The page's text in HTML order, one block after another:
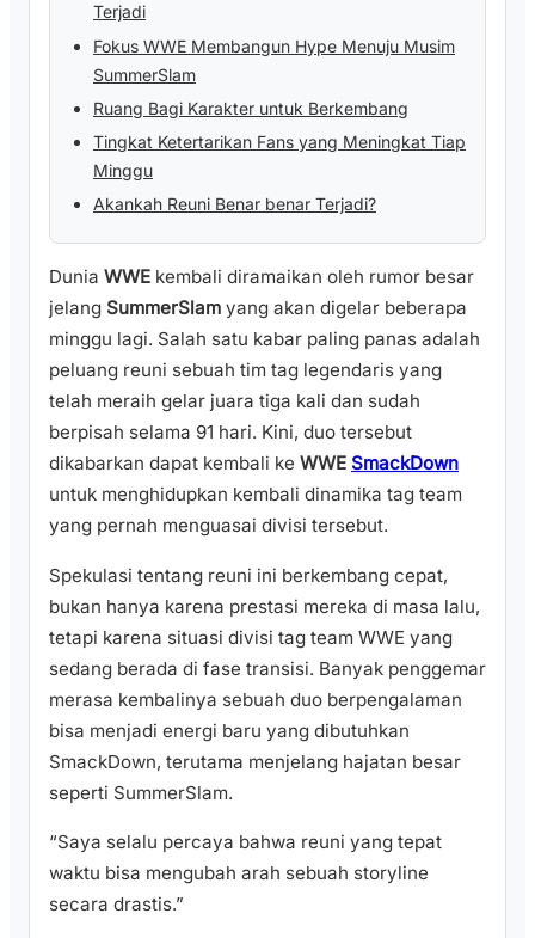
Terjadi
Fokus WWE Membangun Hype Menuju Musim
SummerSlam
Ruang Bagi Karakter untuk Berkembang
Tingkat Ketertarikan Fans yang Meningkat Tiap
Minggu
Akankah Reuni Benar benar Terjadi?
Dunia WWE kembali diramaikan oleh rumor besar
jelang SummerSlam yang akan digelar beberapa
minggu lagi. Salah satu kabar paling panas adalah
peluang reuni sebuah tim tag legendaris yang
telah meraih gelar juara tiga kali dan sudah
berpisah selama 91 hari. Kini, duo tersebut
dikabarkan dapat kembali ke WWE SmackDown
untuk menghidupkan kembali dinamika tag team
yang pernah menguasai divisi tersebut.
Spekulasi tentang reuni ini berkembang cepat,
bukan hanya karena prestasi mereka di masa lalu,
tetapi karena situasi divisi tag team WWE yang
sedang berada di fase transisi. Banyak penggemar
merasa kembalinya sebuah duo berpengalaman
bisa menjadi energi baru yang dibutuhkan
SmackDown, terutama menjelang hajatan besar
seperti SummerSlam.
“Saya selalu percaya bahwa reuni yang tepat
waktu bisa mengubah arah sebuah storyline
secara drastis.”